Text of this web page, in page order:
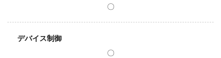
〇
デバイス制御
〇